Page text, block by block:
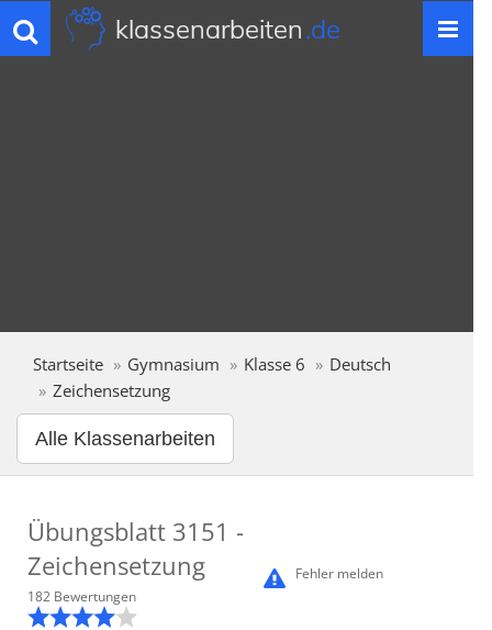
Toggle
navigation
klassenarbeiten.de
Startseite Gymnasium Klasse 6
Deutsch
Zeichensetzung
Alle Klassenarbeiten
Übungsblatt 3151 -
Zeichensetzung
Fehler melden
182 Bewertungen